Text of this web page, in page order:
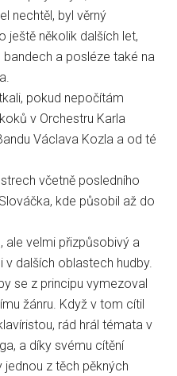
nechtěl, byl věrný
ještě několik dalších let,
a posléze také na
pokud nepočítám
v Orchestru Karla
Václava Kozla a od té
včetně posledního
kde působil až do
ale velmi přizpůsobivý a
v dalších oblastech hudby.
se z principu vymezoval
žánru. Když v tom cítil
rád hrál témata v
a díky svému cítění
z těch pěkných